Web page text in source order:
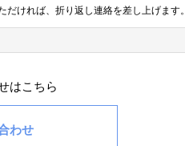
だければ、 折り返し連絡を差し上げます。
はこちら
わせ